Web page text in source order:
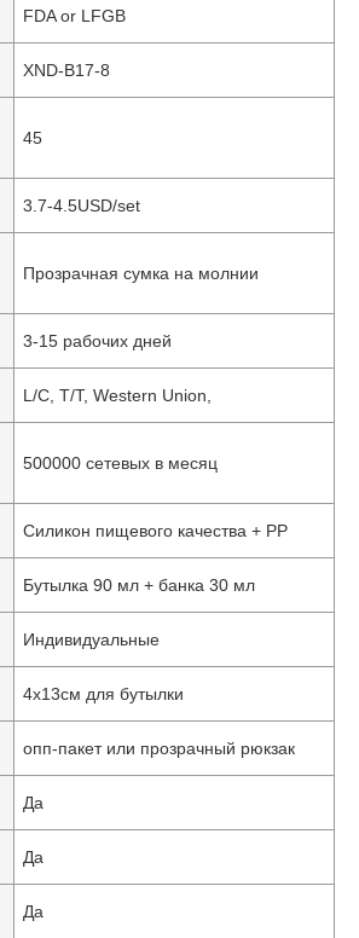
FDA or LFGB
XND-B17-8
45
3.7-4.5USD/set
Прозрачная сумка на молнии
3-15 рабочих дней
L/C, T/T, Western Union,
500000 сетевых в месяц
Силикон пищевого качества + PP
Бутылка 90 мл + банка 30 мл
Индивидуальные
4x13см для бутылки
опп-пакет или прозрачный рюкзак
Да
Да
Да